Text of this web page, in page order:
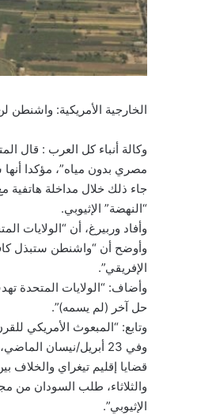
الخارجية الأمريكية: واشنطن لن تترك 100 مليون
مصري بدون مياه”، مؤكدا
“النهضة” الإثيوبي.
وأفاد وربيرغ، أن “الولايات المتحدة لن تترك 100
وأوضح أن “واشنطن ستبذل
الإفريقي”.
وأضاف: “الولايات المتحدة
حل آخر (لم يسمه)”.
وتابع: “المبعوث الأمريكي
وفي 23 أبريل/نيسان
قضايا إقليم تيغراي والخلاف
والثلاثاء، طلب السودان
الإثيوبي”.